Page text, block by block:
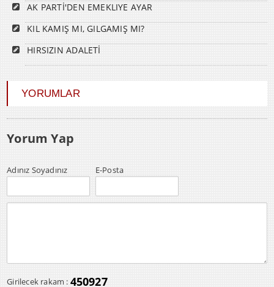
AK PARTİ'DEN EMEKLIYE AYAR
KIL KAMIŞ MI, GILGAMIŞ MI?
HIRSIZIN ADALETİ
YORUMLAR
Yorum Yap
Adınız Soyadınız E-Posta
Girilecek rakam : 450927